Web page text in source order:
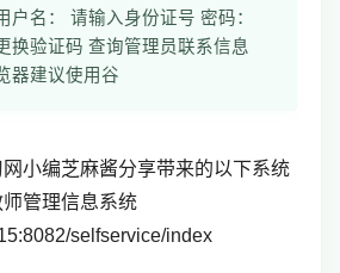
户名： 请输入身份证号 密码：
换验证码 查询管理员联系信息
器建议使用谷
小编芝麻酱分享带来的以下系统
管理信息系统
selfservice/index